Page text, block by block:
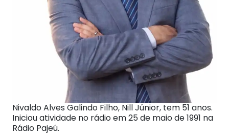
Nivaldo Alves Galindo Filho, Nill Júnior, tem 51 anos.
Iniciou atividade no rádio em 25 de maio de 1991 na
Rádio Pajeú.